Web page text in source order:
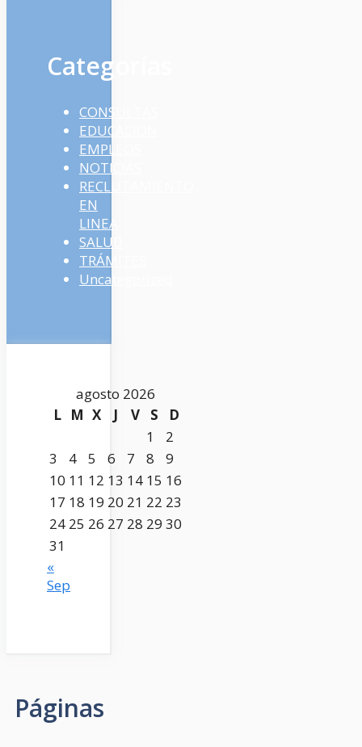
Categorías
CONSULTAS
EDUCACION
EMPLEOS
NOTICIAS
RECLUTAMIENTO
EN
LINEA
SALUD
TRÁMITES
Uncategorized
agosto 2026
L M X J V S
D
1
2
3
4 5 6 7 8
9
10 11 12 13 14 15 16
17 18 19 20 21 22 23
24 25 26 27 28 29 30
31
«
Sep
Páginas